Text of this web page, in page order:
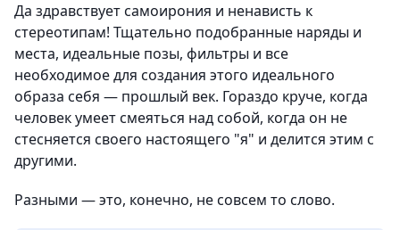
Да здравствует самоирония и ненависть к
стереотипам! Тщательно подобранные наряды и
места, идеальные позы, фильтры и все
необходимое для создания этого идеального
образа себя — прошлый век. Гораздо круче, когда
человек умеет смеяться над собой, когда он не
стесняется своего настоящего "я" и делится этим с
другими.
Разными — это, конечно, не совсем то слово.